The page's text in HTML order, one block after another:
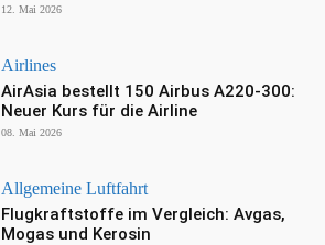
12. Mai 2026
Airlines
AirAsia bestellt 150 Airbus A220-300:
Neuer Kurs für die Airline
08. Mai 2026
Allgemeine Luftfahrt
Flugkraftstoffe im Vergleich: Avgas,
Mogas und Kerosin